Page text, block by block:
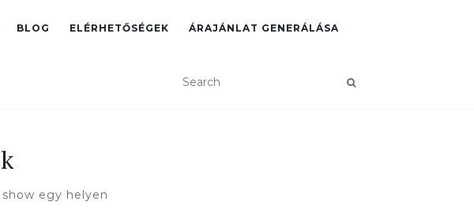
BLOG ELÉRHETŐSÉGEK ÁRAJÁNLAT GENERÁLÁSA
egy helyen